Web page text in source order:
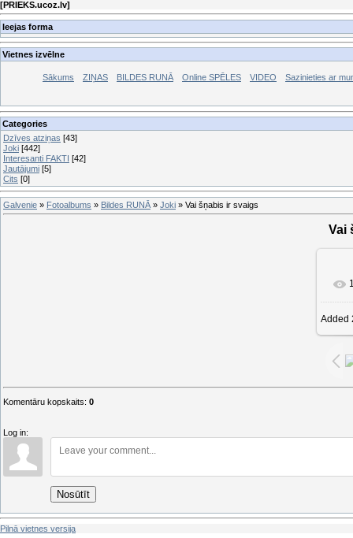
[PRIEKS.ucoz.lv]
Ieejas forma
Vietnes izvēlne
Sākums ZIŅAS BILDES RUNĀ Online SPĒLES VIDEO Sazinieties ar
Categories
Dzīves atziņas [43]
Joki [442]
Interesanti FAKTI [42]
Jautājumi [5]
Cits [0]
Galvenie » Fotoalbums » Bildes RUNĀ » Joki » Vai šņabis ir svaigs
Vai
Added
Komentāru kopskaits: 0
Log in:
Nosūtīt
Pilnā vietnes versija